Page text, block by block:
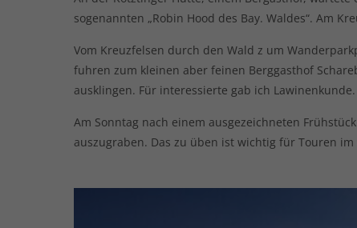
sogenannten „Robin Hood des Bay. Waldes“. Am
Vom Kreuzfelsen durch den Wald z um
fuhren zum kleinen aber feinen Berggasthof
ausklingen. Für interessierte gab ich Lawinenkunde.
Am Sonntag nach einem ausgezeichneten
auszugraben. Das zu üben ist wichtig für Touren